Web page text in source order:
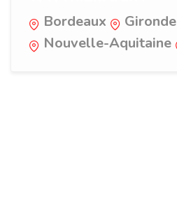
Bordeaux
Gironde
Nouvelle-Aquitaine